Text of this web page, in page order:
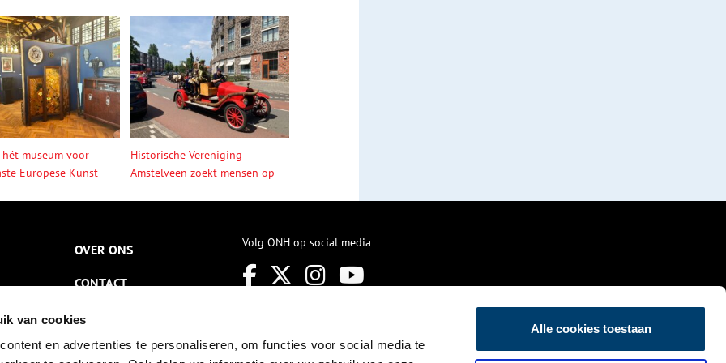
van cookies
en advertenties te personaliseren, om functies voor social media te
Alle cookies toestaan
hét museum voor
Europese Kunst
Historische Vereniging
Amstelveen zoekt mensen op
OVER ONS
CONTACT
NIEUWSBRIEF
DISCLAIMER
Volg ONH op social media